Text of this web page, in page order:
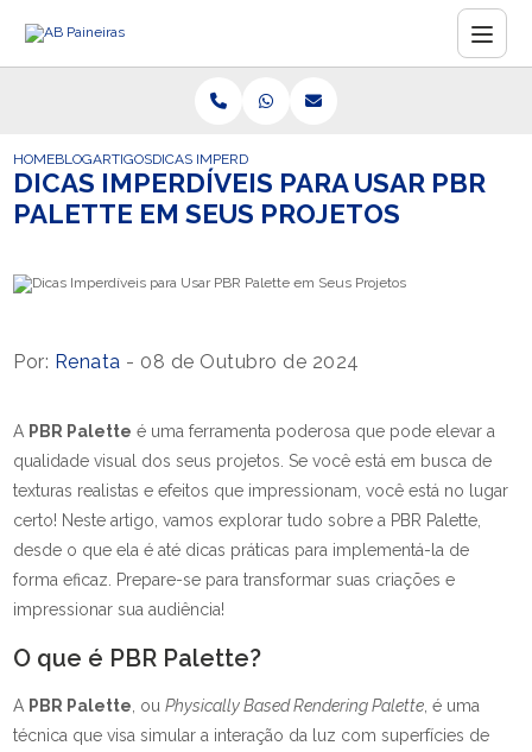
HOMEBLOGARTIGOSDICAS IMPERDÍVEIS PARA USAR PBR PALETTE EM SEUS
DICAS IMPERDÍVEIS PARA USAR PBR
PALETTE EM SEUS PROJETOS
Por: Renata - 08 de Outubro de 2024
A PBR Palette é uma ferramenta poderosa que pode elevar a
qualidade visual dos seus projetos. Se você está em busca de
texturas realistas e efeitos que impressionam, você está no lugar
certo! Neste artigo, vamos explorar tudo sobre a PBR Palette,
desde o que ela é até dicas práticas para implementá-la de
forma eficaz. Prepare-se para transformar suas criações e
impressionar sua audiência!
O que é PBR Palette?
A PBR Palette , ouPhysically Based Rendering Palette , é uma
técnica que visa simular a interação da luz com superfícies de